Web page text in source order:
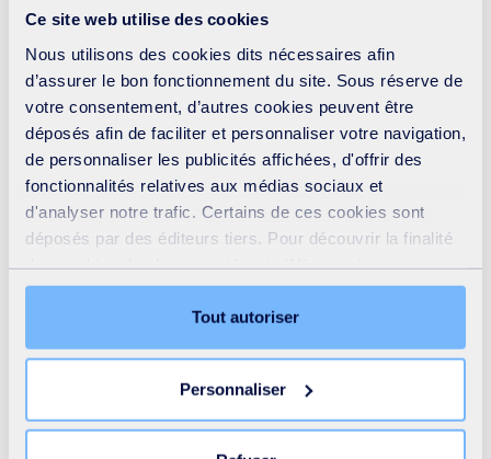
Ce site web utilise des cookies
Nous utilisons des cookies dits nécessaires afin
d’assurer le bon fonctionnement du site. Sous réserve de
votre consentement, d’autres cookies peuvent être
déposés afin de faciliter et personnaliser votre navigation,
de personnaliser les publicités affichées, d'offrir des
fonctionnalités relatives aux médias sociaux et
d'analyser notre trafic. Certains de ces cookies sont
déposés par des éditeurs tiers. Pour découvrir la finalité
Préférences, Statistiques et Marketing), cliquez sur
l’onglet « Détails ». Via ce bandeau, vous pouvez
librement accepter ou refuser tous les cookies ou
nécessaires ne peut entrainer une restriction de l’accès
au site. Vous pouvez retirer votre consentement à tout
Tout autoriser
Personnaliser
consommation, lieux et moments où ces déchets sont
générés. Ils apportent un éclairage précieux pour adapter
et cibler les messages de prévention et construire des
actions plus efficaces, en phase avec les réalités des
territoires.
2. Cartographier le phénomène des
bouteilles de protoxyde d’azote pour mieux
cibler les actions
Nous avons déployé une solution d’intelligence artificielle,
Qualiwaste, pour identifier la présence de bouteilles de
protoxyde d’azote dans les flux de collecte grâce à des
dispositifs embarqués sur les bennes. Ces données